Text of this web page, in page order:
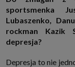
http://www.sagier.pl/
Jeżeli wyrazisz
danych osobowych
Partnerów możesz
polityki prywatności
Twoje dane
sportsmenka
Lubaszenko,
rockman Kazik
depresja?
Depresja to nie